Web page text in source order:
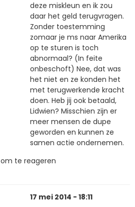
deze miskleun en ik zou
daar het geld terugvragen.
Zonder toestemming
zomaar je ms naar Amerika
op te sturen is toch
abnormaal? (In feite
onbeschoft) Nee, dat was
het niet en ze konden het
met terugwerkende kracht
doen. Heb jij ook betaald,
Lidwien? Misschien zijn er
meer mensen de dupe
geworden en kunnen ze
samen actie ondernemen.
om te reageren
17 mei 2014 - 18:11